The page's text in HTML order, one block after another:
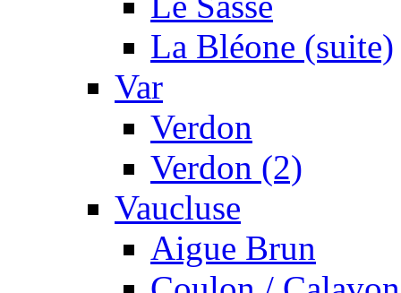
La Bléone (suite)
Var
Verdon
Verdon (2)
Vaucluse
Aigue Brun